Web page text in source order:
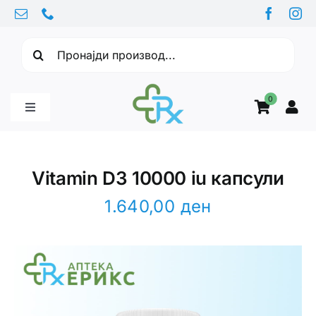
Skip
content
0
Toggle
Vitamin D3 10000 iu капсули
1.640,00 ден